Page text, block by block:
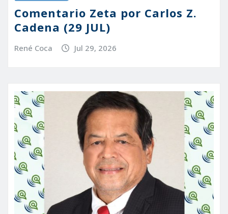
Comentario Zeta por Carlos Z.
Cadena (29 JUL)
René Coca Jul 29, 2026